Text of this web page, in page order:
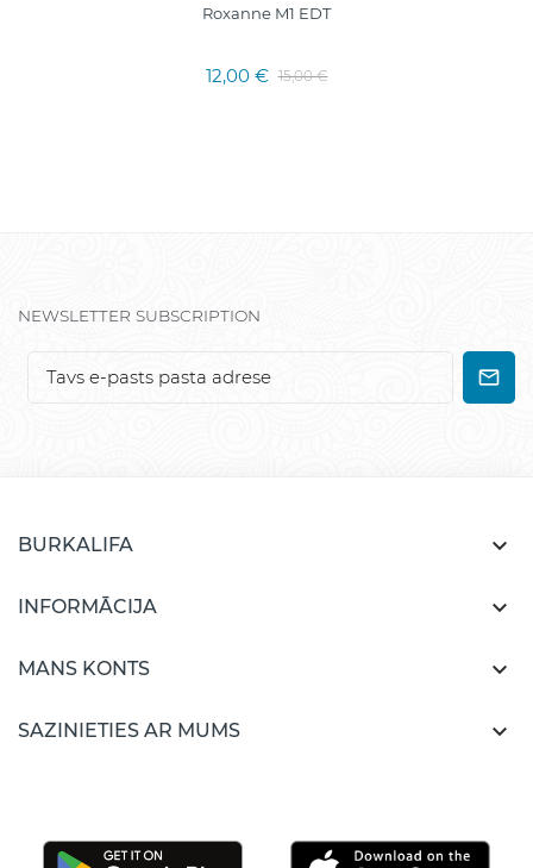
Roxanne M1 EDT
12,00 € 15,00 €
NEWSLETTER SUBSCRIPTION
BURKALIFA 
INFORMĀCIJA 
MANS KONTS 
SAZINIETIES AR MUMS 